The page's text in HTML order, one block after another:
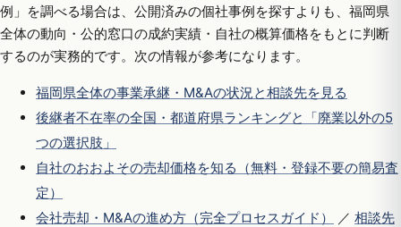
例」を調べる場合は、公開済みの個社事例を探すよりも、福岡県
全体の動向・公的窓口の成約実績・自社の概算価格をもとに判断
するのが実務的です。次の情報が参考になります。
福岡県全体の事業承継・M&Aの状況と相談先を見る
後継者不在率の全国・都道府県ランキングと「廃業以外の5
つの選択肢」
自社のおおよその売却価格を知る（無料・登録不要の簡易査
定）
会社売却・M&Aの進め方（完全プロセスガイド）
／ 相談先